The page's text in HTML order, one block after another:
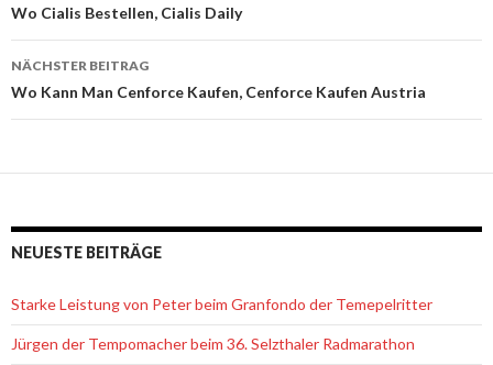
Beitrags-
Navigation
Wo Cialis Bestellen, Cialis Daily
NÄCHSTER BEITRAG
Wo Kann Man Cenforce Kaufen, Cenforce Kaufen Austria
NEUESTE BEITRÄGE
Starke Leistung von Peter beim Granfondo der Temepelritter
Jürgen der Tempomacher beim 36. Selzthaler Radmarathon